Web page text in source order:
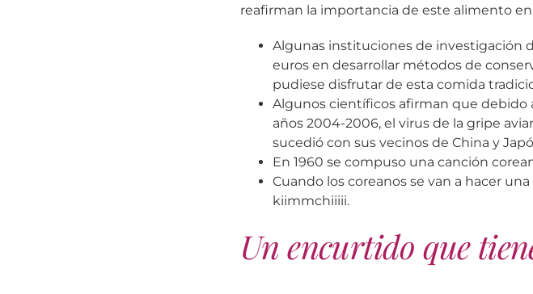
reafirman la importancia de este alimento
Algunas instituciones de investigación
euros en desarrollar métodos de
pudiese disfrutar de esta comida
Algunos científicos afirman que debido
años 2004-2006, el virus de la gripe
sucedió con sus vecinos de China y
En 1960 se compuso una canción
Cuando los coreanos se van a hacer
kiimmchiiiii.
Un encurtido que